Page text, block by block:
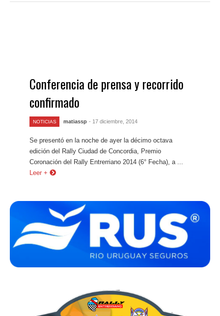
Conferencia de prensa y recorrido
confirmado
NOTICIAS matiassp - 17 diciembre, 2014
Se presentó en la noche de ayer la décimo octava
edición del Rally Ciudad de Concordia, Premio
Coronación del Rally Entrerriano 2014 (6° Fecha), a ...
Leer +